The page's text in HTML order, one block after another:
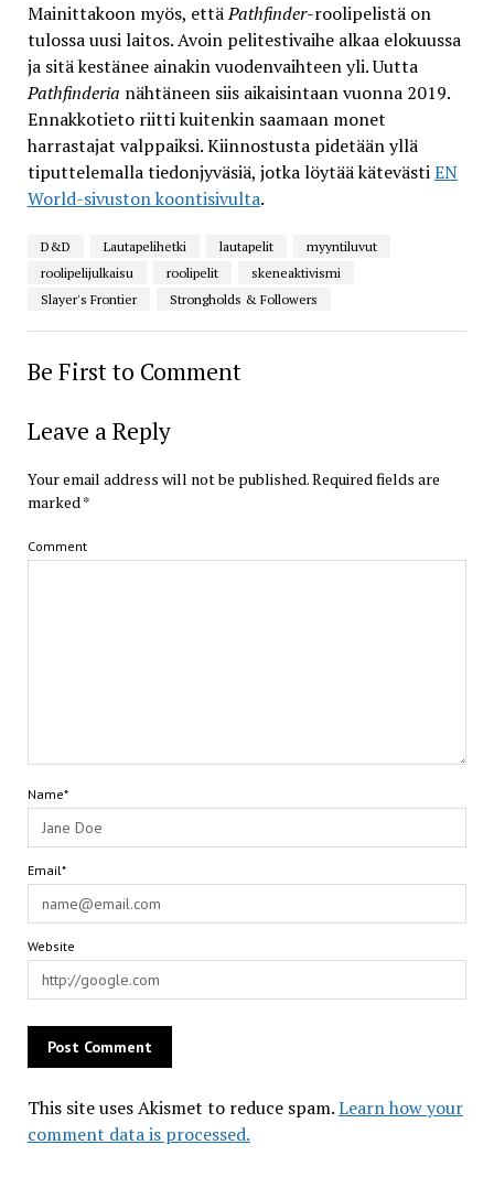
Mainittakoon myös, ettäPathfinder-roolipelistä on
tulossa uusi laitos. Avoin pelitestivaihe alkaa elokuussa
ja sitä kestänee ainakin vuodenvaihteen yli. Uutta
Pathfinderia nähtäneen siis aikaisintaan vuonna 2019.
Ennakkotieto riitti kuitenkin saamaan monet
harrastajat valppaiksi. Kiinnostusta pidetään yllä
tiputtelemalla tiedonjyväsiä, jotka löytää kätevästiEN
World-sivuston koontisivulta.
D&D Lautapelihetki lautapelit
myyntiluvut
roolipelijulkaisu
roolipelit
skeneaktivismi
Slayer's Frontier
Strongholds & Followers
Be First to Comment
Leave a Reply
Your email address will not be published.Required fields are
marked*
Comment
Name*
Email*
Website
This site uses Akismet to reduce spam.Learn how your
comment data is processed.